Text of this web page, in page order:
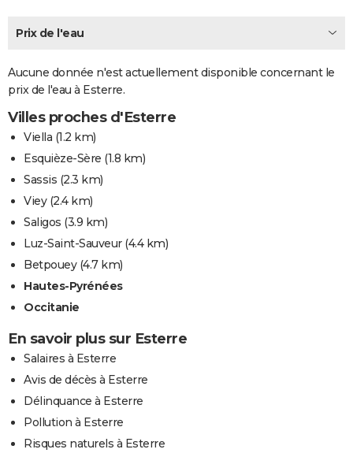
BONS PLANS
CARTE DE VOEUX
Carte de Noël
Carte Bonne année
Carte Saint-Valentin
Carte Pâques
Carte d'anniversaire
DICTIONNAIRE
Dictionnaire
Biographies
Citations
Expressions
Proverbes
PROGRAMME TV
COPAINS D'AVANT
S'inscrire
Se connecter
Lycées
Collèges
Primaires
Universités
Entreprises
Service militaire
Avis de recherche
AVIS DE DÉCÈS
FORUM
Bricolage
Lifestyle
Culture
Sport
Auto
Television
Voyage
Cinema
Prix de l'eau
Aucune donnée n'est actuellement disponible concernant le
prix de l'eau à Esterre.
Villes proches d'Esterre
Viella (1.2 km)
Esquièze-Sère (1.8 km)
Sassis (2.3 km)
Viey(2.4 km)
Saligos (3.9 km)
Luz-Saint-Sauveur(4.4 km)
Betpouey(4.7 km)
Hautes-Pyrénées
Occitanie
En savoir plus sur Esterre
Salaires à Esterre
Avis de décès à Esterre
Délinquance à Esterre
Pollution à Esterre
Risques naturels à Esterre